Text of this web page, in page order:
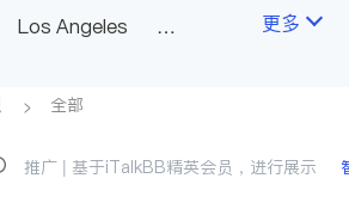
教育
Los Angeles
& San Gabriel
Bar & Covina
更多
全部
推广 | 基于iTalkBB精英会员，进行展示